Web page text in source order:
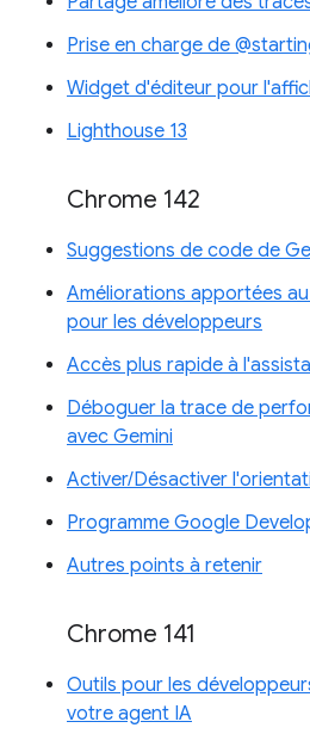
Prise en charge de
Widget d'éditeur pour
Lighthouse 13
Chrome 142
Suggestions de code de
Améliorations apportées
pour les développeurs
Accès plus rapide à
Déboguer la trace de
avec Gemini
Activer/Désactiver
Programme Google
Autres points à retenir
Chrome 141
Outils pour les
votre agent IA